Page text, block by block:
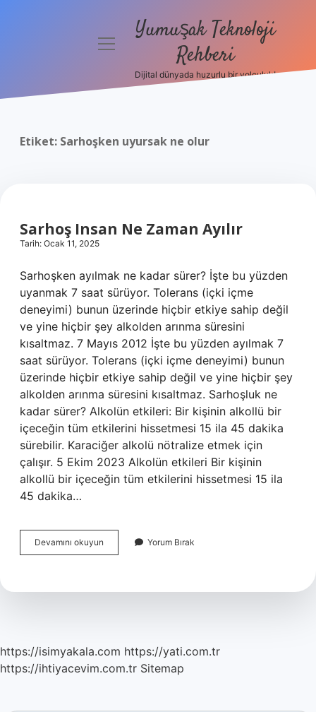
Politikası
menüyüYumuşak Teknoloji
Rehberi
Dijital dünyada huzurlu bir yolculuk!
Etiket: Sarhoşken uyursak ne olur
Sarhoş Insan Ne Zaman Ayılır
Tarih: Ocak 11, 2025
Sarhoşken ayılmak ne kadar sürer? İşte bu yüzden
uyanmak 7 saat sürüyor. Tolerans (içki içme
deneyimi) bunun üzerinde hiçbir etkiye sahip değil
ve yine hiçbir şey alkolden arınma süresini
kısaltmaz. 7 Mayıs 2012 İşte bu yüzden ayılmak 7
saat sürüyor. Tolerans (içki içme deneyimi) bunun
üzerinde hiçbir etkiye sahip değil ve yine hiçbir şey
alkolden arınma süresini kısaltmaz. Sarhoşluk ne
kadar sürer? Alkolün etkileri: Bir kişinin alkollü bir
içeceğin tüm etkilerini hissetmesi 15 ila 45 dakika
sürebilir. Karaciğer alkolü nötralize etmek için
çalışır. 5 Ekim 2023 Alkolün etkileri Bir kişinin
alkollü bir içeceğin tüm etkilerini hissetmesi 15 ila
45 dakika…
Devamını okuyun
Insan
Ayılır
Yorum Bırak
https://isimyakala.com https://yati.com.tr
https://ihtiyacevim.com.tr Sitemap